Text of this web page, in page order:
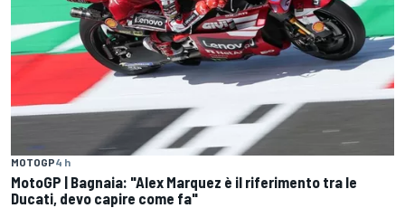
MOTOGP4 h
MotoGP | Bagnaia: "Alex Marquez è il riferimento tra le
Ducati, devo capire come fa"